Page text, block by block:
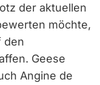
der aktuellen
möchte,
den
Geese
Angine de